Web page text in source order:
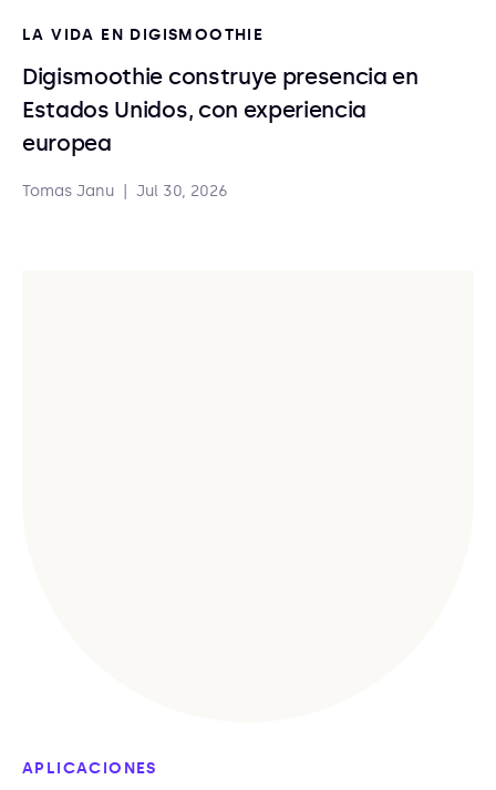
LA VIDA EN DIGISMOOTHIE
Digismoothie construye presencia en
Estados Unidos, con experiencia
europea
Tomas Janu Jul 30, 2026
APLICACIONES